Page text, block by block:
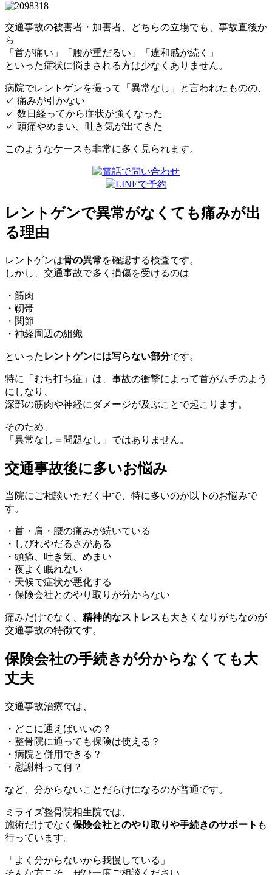
交通事故の被害者・加害者、どちらの立場でも、事故直後か
ら
「首が痛い」「腰が重だるい」「違和感が続く」
といった症状に悩まされる方は少なくありません。
病院でレントゲンを撮って「異常なし」と言われたものの、
✓ 痛みが引かない
✓ 数日経ってから症状が強くなった
✓ 頭痛やめまい、吐き気が出てきた
このようなケースも非常に多く見られます。
レントゲンで異常がなくても痛みが出
る理由
レントゲンは骨の異常を確認する検査です。
しかし、交通事故で多く損傷を受けるのは
・筋肉
・靭帯
・関節
・神経周辺の組織
といった レントゲンには写らない部分です。
特に「むち打ち症」は、事故の衝撃によって首がムチのよう
にしなり、
深部の筋肉や神経にダメージが及ぶことで起こります。
そのため、
「異常なし＝問題なし」ではありません。
交通事故後に多いお悩み
当院にご相談いただく中で、特に多いのが以下のお悩みで
す。
・首・肩・腰の痛みが続いている
・しびれやだるさがある
・頭痛、吐き気、めまい
・夜よく眠れない
・天候で症状が悪化する
・保険会社とのやり取りが分からない
痛みだけでなく、 精神的なストレス も大きくなりがちなのが
交通事故の特徴です。
保険会社の手続きが分からなくても大
丈夫
交通事故治療では、
・どこに通えばいいの？
・整骨院に通っても保険は使える？
・病院と併用できる？
・慰謝料って何？
など、分からないことだらけになるのが普通です。
ミライズ整骨院相生院では、
施術だけでなく 保険会社とのやり取りや手続きのサポート も
行っています。
「よく分からないから我慢している」